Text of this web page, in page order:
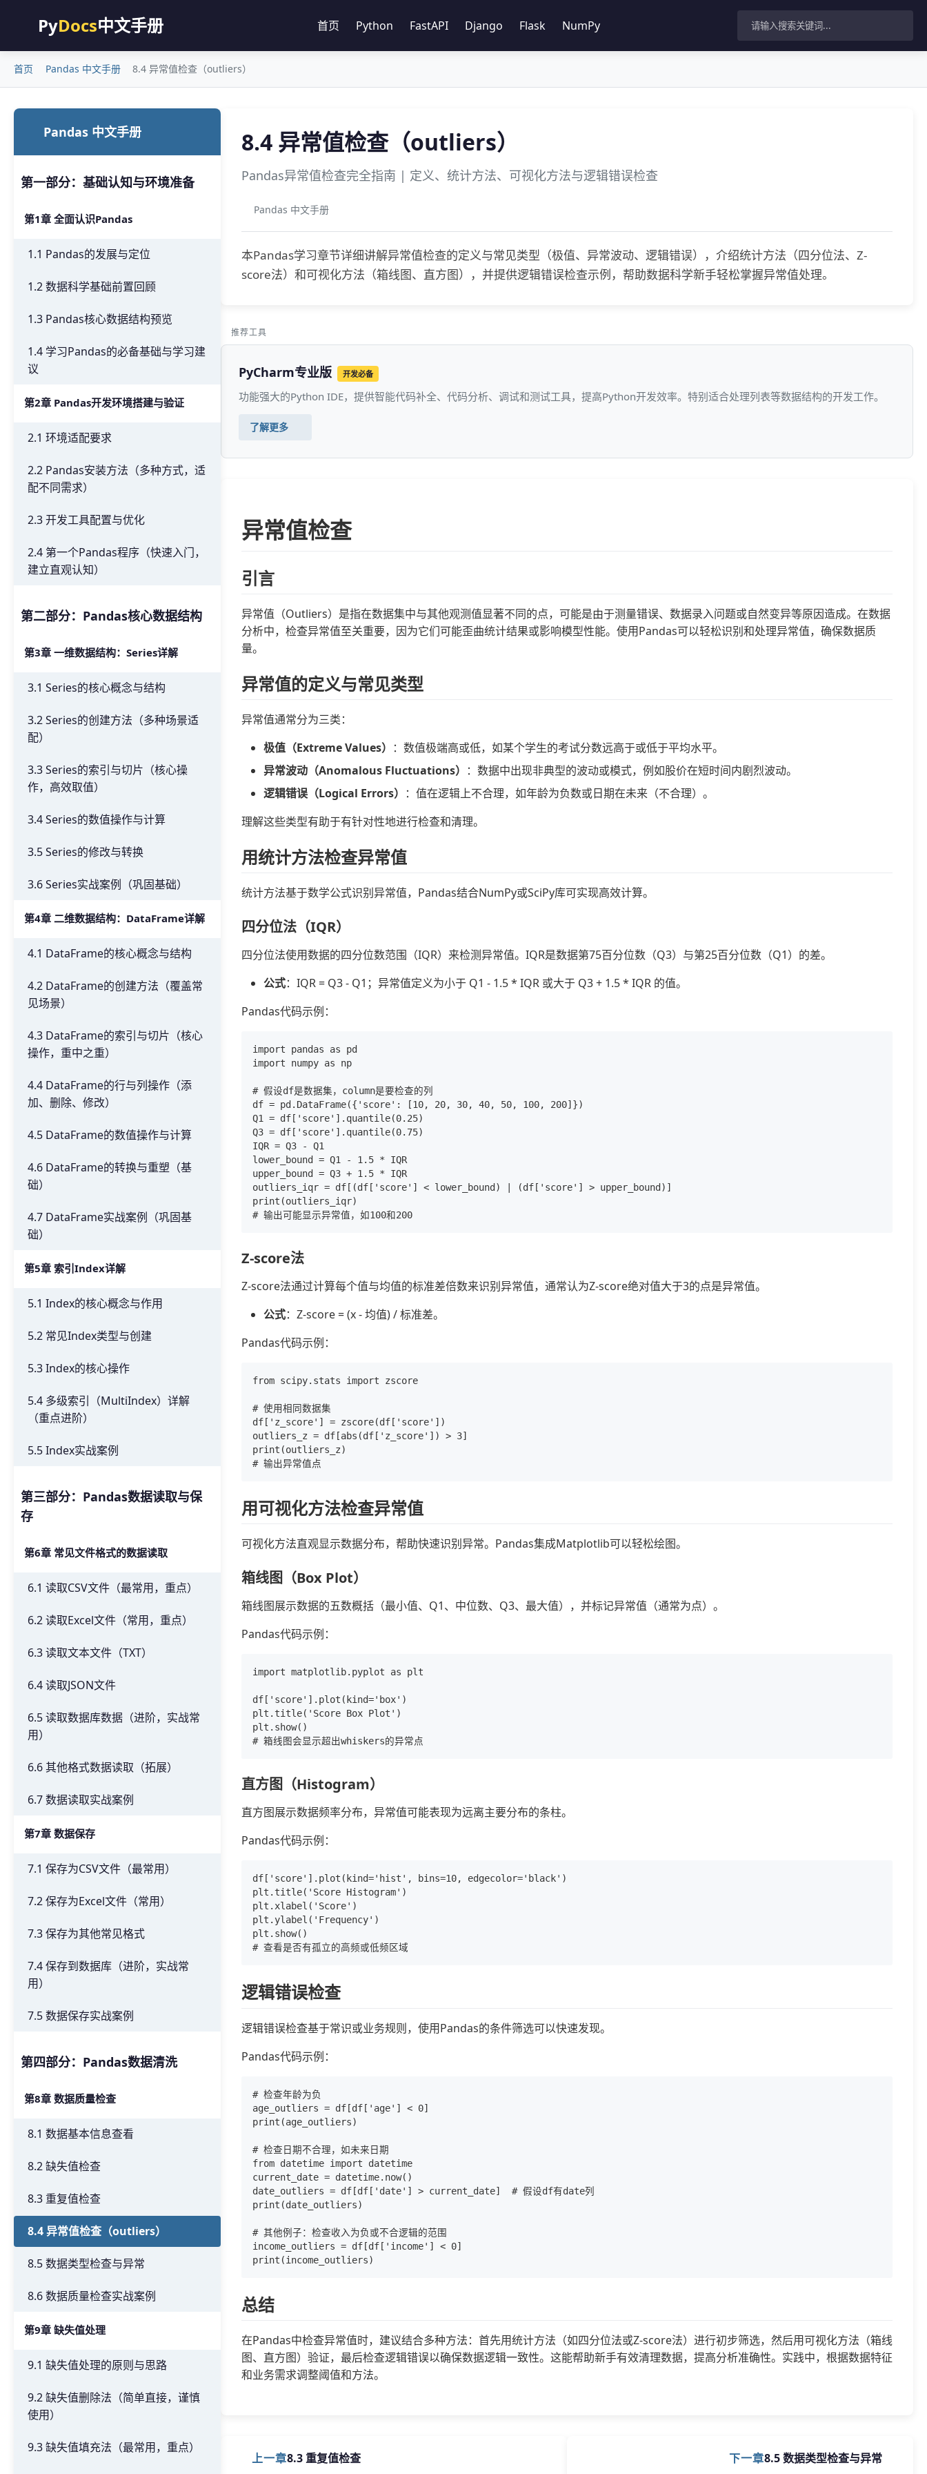
PyDocs中文手册 首页 Python FastAPI Django Flask NumPy
首页 Pandas 中文手册 8.4 异常值检查（outliers）
Pandas 中文手册
第一部分：基础认知与环境准备
第1章 全面认识Pandas
1.1 Pandas的发展与定位
1.2 数据科学基础前置回顾
1.3 Pandas核心数据结构预览
1.4 学习Pandas的必备基础与学习建
议
第2章 Pandas开发环境搭建与验证
2.1 环境适配要求
2.2 Pandas安装方法（多种方式，适
配不同需求）
2.3 开发工具配置与优化
2.4 第一个Pandas程序（快速入门，
建立直观认知）
第二部分：Pandas核心数据结构
第3章 一维数据结构：Series详解
3.1 Series的核心概念与结构
3.2 Series的创建方法（多种场景适
配）
3.3 Series的索引与切片（核心操
作，高效取值）
3.4 Series的数值操作与计算
3.5 Series的修改与转换
3.6 Series实战案例（巩固基础）
第4章 二维数据结构：DataFrame详解
4.1 DataFrame的核心概念与结构
4.2 DataFrame的创建方法（覆盖常
见场景）
4.3 DataFrame的索引与切片（核心
操作，重中之重）
4.4 DataFrame的行与列操作（添
加、删除、修改）
4.5 DataFrame的数值操作与计算
4.6 DataFrame的转换与重塑（基
础）
4.7 DataFrame实战案例（巩固基
础）
第5章 索引Index详解
5.1 Index的核心概念与作用
5.2 常见Index类型与创建
5.3 Index的核心操作
5.4 多级索引（MultiIndex）详解
（重点进阶）
5.5 Index实战案例
第三部分：Pandas数据读取与保
存
第6章 常见文件格式的数据读取
6.1 读取CSV文件（最常用，重点）
6.2 读取Excel文件（常用，重点）
6.3 读取文本文件（TXT）
6.4 读取JSON文件
6.5 读取数据库数据（进阶，实战常
用）
6.6 其他格式数据读取（拓展）
6.7 数据读取实战案例
第7章 数据保存
7.1 保存为CSV文件（最常用）
7.2 保存为Excel文件（常用）
7.3 保存为其他常见格式
7.4 保存到数据库（进阶，实战常
用）
7.5 数据保存实战案例
第四部分：Pandas数据清洗
第8章 数据质量检查
8.1 数据基本信息查看
8.2 缺失值检查
8.3 重复值检查
8.4 异常值检查（outliers）
8.5 数据类型检查与异常
8.6 数据质量检查实战案例
第9章 缺失值处理
9.1 缺失值处理的原则与思路
9.2 缺失值删除法（简单直接，谨慎
使用）
9.3 缺失值填充法（最常用，重点）
8.4 异常值检查（outliers）
Pandas异常值检查完全指南 | 定义、统计方法、可视化方法与逻辑错误检查
Pandas 中文手册
本Pandas学习章节详细讲解异常值检查的定义与常见类型（极值、异常波动、逻辑错误），介绍统计方法（四分位法、Z-
score法）和可视化方法（箱线图、直方图），并提供逻辑错误检查示例，帮助数据科学新手轻松掌握异常值处理。
推荐工具
PyCharm专业版 开发必备
功能强大的Python IDE，提供智能代码补全、代码分析、调试和测试工具，提高Python开发效率。特别适合处理列表等数据结构的开发工作。
了解更多
异常值检查
引言
异常值（Outliers）是指在数据集中与其他观测值显著不同的点，可能是由于测量错误、数据录入问题或自然变异等原因造成。在数据
分析中，检查异常值至关重要，因为它们可能歪曲统计结果或影响模型性能。使用Pandas可以轻松识别和处理异常值，确保数据质
量。
异常值的定义与常见类型
异常值通常分为三类：
极值（Extreme Values） ：数值极端高或低，如某个学生的考试分数远高于或低于平均水平。
异常波动（Anomalous Fluctuations） ：数据中出现非典型的波动或模式，例如股价在短时间内剧烈波动。
逻辑错误（Logical Errors） ：值在逻辑上不合理，如年龄为负数或日期在未来（不合理）。
理解这些类型有助于有针对性地进行检查和清理。
用统计方法检查异常值
统计方法基于数学公式识别异常值，Pandas结合NumPy或SciPy库可实现高效计算。
四分位法（IQR）
四分位法使用数据的四分位数范围（IQR）来检测异常值。IQR是数据第75百分位数（Q3）与第25百分位数（Q1）的差。
公式：IQR = Q3 - Q1；异常值定义为小于 Q1 - 1.5 * IQR 或大于 Q3 + 1.5 * IQR 的值。
Pandas代码示例：
import pandas as pd
import numpy as np
# 假设df是数据集，column是要检查的列
df = pd.DataFrame({'score': [10, 20, 30, 40, 50, 100, 200]})
Q1 = df['score'].quantile(0.25)
Q3 = df['score'].quantile(0.75)
IQR = Q3 - Q1
lower_bound = Q1 - 1.5 * IQR
upper_bound = Q3 + 1.5 * IQR
outliers_iqr = df[(df['score'] < lower_bound) | (df['score'] > upper_bound)]
print(outliers_iqr)
Z-score法
Z-score法通过计算每个值与均值的标准差倍数来识别异常值，通常认为Z-score绝对值大于3的点是异常值。
公式：Z-score = (x - 均值) / 标准差。
Pandas代码示例：
from scipy.stats import zscore
# 使用相同数据集
df['z_score'] = zscore(df['score'])
outliers_z = df[abs(df['z_score']) > 3]
print(outliers_z)
用可视化方法检查异常值
可视化方法直观显示数据分布，帮助快速识别异常。Pandas集成Matplotlib可以轻松绘图。
箱线图（Box Plot）
箱线图展示数据的五数概括（最小值、Q1、中位数、Q3、最大值），并标记异常值（通常为点）。
Pandas代码示例：
import matplotlib.pyplot as plt
df['score'].plot(kind='box')
plt.title('Score Box Plot')
plt.show()
直方图（Histogram）
直方图展示数据频率分布，异常值可能表现为远离主要分布的条柱。
Pandas代码示例：
df['score'].plot(kind='hist', bins=10, edgecolor='black')
plt.title('Score Histogram')
plt.xlabel('Score')
plt.ylabel('Frequency')
plt.show()
逻辑错误检查
逻辑错误检查基于常识或业务规则，使用Pandas的条件筛选可以快速发现。
Pandas代码示例：
# 检查年龄为负
age_outliers = df[df['age'] < 0]
print(age_outliers)
# 检查日期不合理，如未来日期
from datetime import datetime
current_date = datetime.now()
date_outliers = df[df['date'] > current_date]  # 假设df有date列
print(date_outliers)
# 其他例子：检查收入为负或不合逻辑的范围
income_outliers = df[df['income'] < 0]
总结
在Pandas中检查异常值时，建议结合多种方法：首先用统计方法（如四分位法或Z-score法）进行初步筛选，然后用可视化方法（箱线
图、直方图）验证，最后检查逻辑错误以确保数据逻辑一致性。这能帮助新手有效清理数据，提高分析准确性。实践中，根据数据特征
和业务需求调整阈值和方法。
上一章8.3 重复值检查 下一章8.5 数据类型检查与异常